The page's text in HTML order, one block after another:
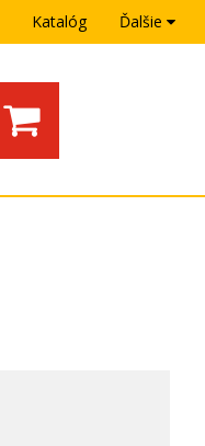
Katalóg Ďalšie